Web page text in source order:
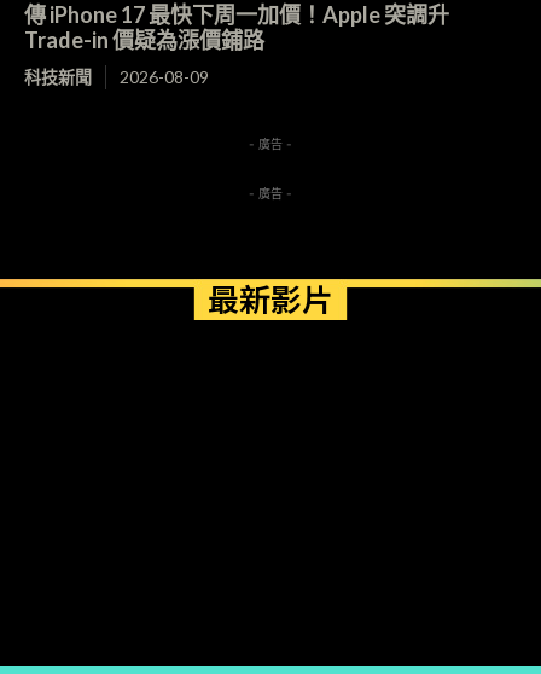
傳 iPhone 17 最快下周一加價！Apple 突調升
Trade-in 價疑為漲價鋪路
科技新聞 2026-08-09
- 廣告 -
- 廣告 -
最新影片